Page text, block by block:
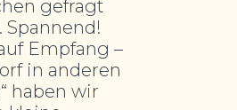
gefragt
Spannend!
Empfang –
in anderen
haben wir